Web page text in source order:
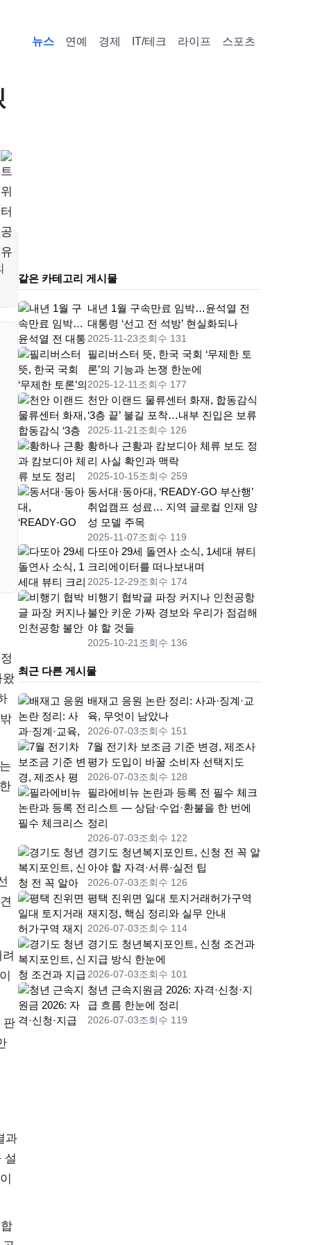
뉴스 연예 경제 IT/테크 라이프 스포츠
왔
판
과
설
같은 카테고리 게시물
내년 1월 구속만료 임박…윤석열 전
대통령 ‘선고 전 석방’ 현실화되나
2025-11-23조회수 131
필리버스터 뜻, 한국 국회 ‘무제한 토
론’의 기능과 논쟁 한눈에
2025-12-11조회수 177
천안 이랜드 물류센터 화재, 합동감식
‘3층 끝’ 불길 포착…내부 진입은 보류
2025-11-21조회수 126
황하나 근황과 캄보디아 체류 보도 정
리 사실 확인과 맥락
2025-10-15조회수 259
동서대·동아대, ‘READY‑GO 부산행’
취업캠프 성료… 지역 글로컬 인재 양
성 모델 주목
2025-11-07조회수 119
다또아 29세 돌연사 소식, 1세대 뷰티
크리에이터를 떠나보내며
2025-12-29조회수 174
비행기 협박글 파장 커지나 인천공항
불안 키운 가짜 경보와 우리가 점검해
야 할 것들
2025-10-21조회수 136
최근 다른 게시물
배재고 응원 논란 정리: 사과·징계·교
육, 무엇이 남았나
2026-07-03조회수 151
7월 전기차 보조금 기준 변경, 제조사
평가 도입이 바꿀 소비자 선택지도
2026-07-03조회수 128
필라에비뉴 논란과 등록 전 필수 체크
리스트 — 상담·수업·환불을 한 번에
정리
2026-07-03조회수 122
경기도 청년복지포인트, 신청 전 꼭 알
아야 할 자격·서류·실전 팁
2026-07-03조회수 126
평택 진위면 일대 토지거래허가구역
재지정, 핵심 정리와 실무 안내
2026-07-03조회수 114
경기도 청년복지포인트, 신청 조건과
지급 방식 한눈에
2026-07-03조회수 101
청년 근속지원금 2026: 자격·신청·지
급 흐름 한눈에 정리
2026-07-03조회수 119